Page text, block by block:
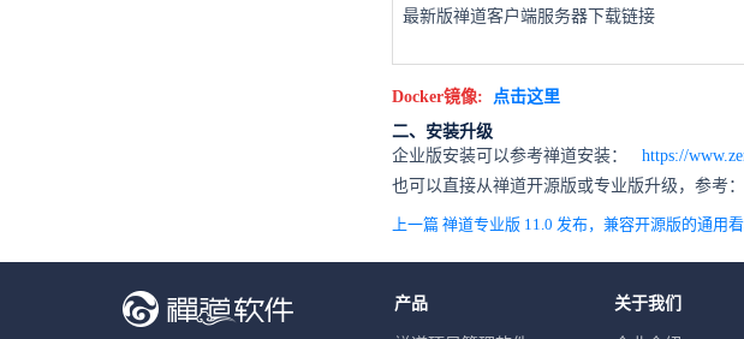
最新版禅道客户端服务器下载链接
Docker镜像:
点击这里
二、安装升级
企业版安装可以参考禅道安装：
https://
也可以直接从禅道开源版或专业版升级，参考
产品 关于我们